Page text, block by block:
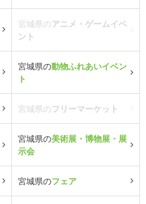
宮城県のアニメ・ゲームイベ
ント
宮城県の動物ふれあいイベン
ト
宮城県のフリーマーケット
宮城県の美術展・博物展・展
示会
宮城県のフェア